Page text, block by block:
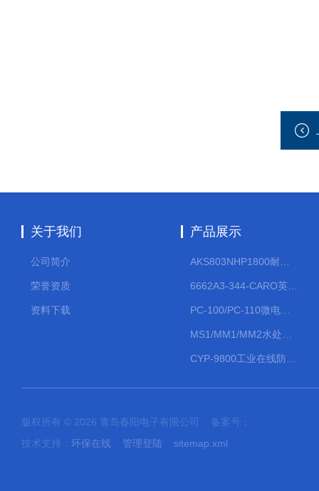
关于我们
公司简介
荣誉资质
资料下载
产品展示
版权所有 © 2026 青岛春阳电子有限公司 备案号：
技术支持： 环保在线 管理登陆 sitemap.xml